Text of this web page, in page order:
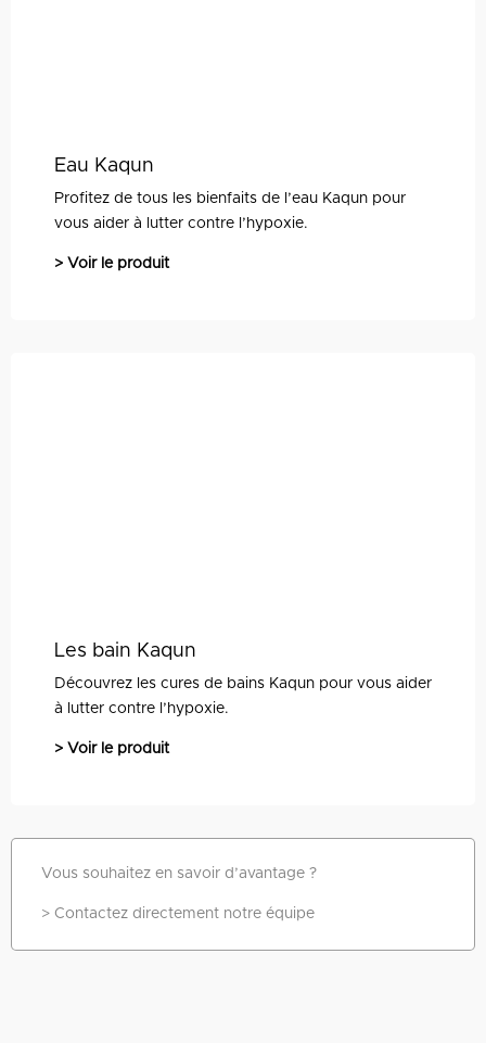
Eau Kaqun
Profitez de tous les bienfaits de l’eau Kaqun pour
vous aider à lutter contre l’hypoxie.
> Voir le produit
Les bain Kaqun
Découvrez les cures de bains Kaqun pour vous aider
à lutter contre l’hypoxie.
> Voir le produit
Vous souhaitez en savoir d’avantage ?
> Contactez directement notre équipe